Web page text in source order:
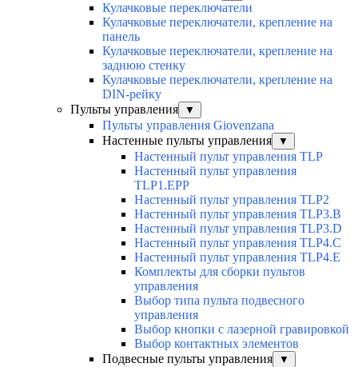
Кулачковые переключатели
Кулачковые переключатели, крепление на
панель
Кулачковые переключатели, крепление на
заднюю стенку
Кулачковые переключатели, крепление на
DIN-рейку
Пульты управления
▼
Пульты управления Giovenzana
Настенные пульты управления
▼
Настенный пульт управления TLP
Настенный пульт управления
TLP1.EPP
Настенный пульт управления TLP2
Настенный пульт управления TLP3.B
Настенный пульт управления TLP3.D
Настенный пульт управления TLP4.C
Настенный пульт управления TLP4.E
Комплекты для сборки пультов
управления
Выбор типа пульта подвесного
управления
Выбор кнопки с лазерной гравировкой
Выбор контактных элементов
Подвесные пульты управления
▼